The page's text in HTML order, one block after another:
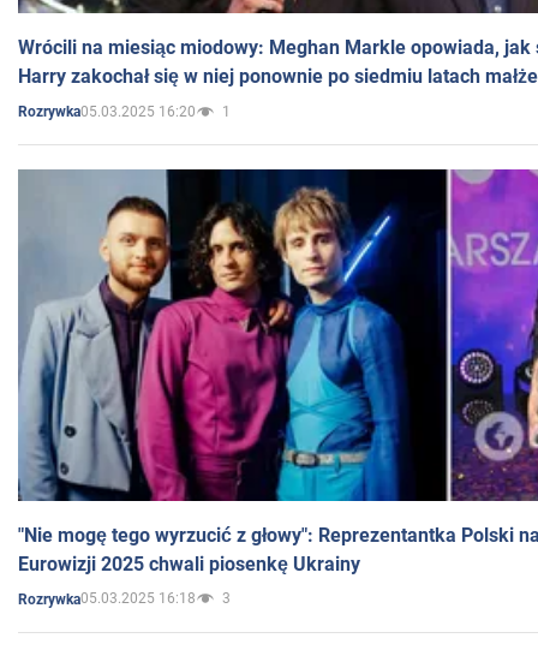
Wrócili na miesiąc miodowy: Meghan Markle opowiada, jak
Harry zakochał się w niej ponownie po siedmiu latach
Rozrywka05.03.2025 16:20 1
"Nie mogę tego wyrzucić z głowy": Reprezentantka Polski
Eurowizji 2025 chwali piosenkę Ukrainy
Rozrywka05.03.2025 16:18 3